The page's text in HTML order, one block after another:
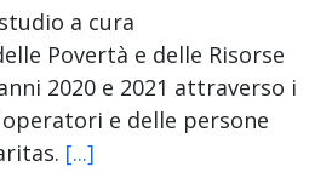
a cura
Povertà e delle Risorse
2020 e 2021 attraverso i
e delle persone
[...]